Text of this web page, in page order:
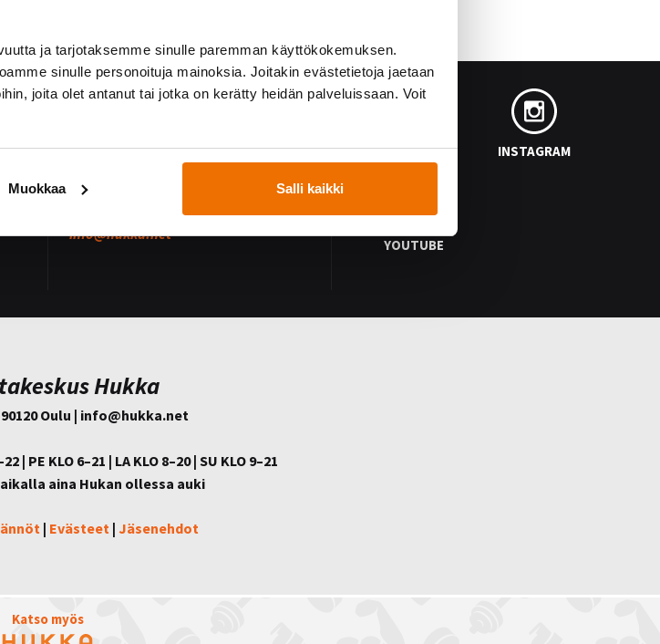
ja tarjotaksemme sinulle paremman käyttökokemuksen.
sinulle personoituja mainoksia. Joitakin evästetietoja jaetaan
joita olet antanut tai jotka on kerätty heidän palveluissaan. Voit
Muokkaa Salli kaikki
Hukan lehdistöpaketti
Palautetta?
info@hukka.net
FACEBOOK INSTAGRAM
YOUTUBE
Hukka
Oulu | info@hukka.net
| PE KLO 6–21 | LA KLO 8–20 | SU KLO 9–21
aina Hukan ollessa auki
| Evästeet | Jäsenehdot
Katso myös